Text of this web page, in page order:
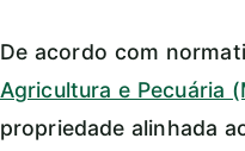
De acordo com
Agricultura e Pecuária
propriedade alinhada